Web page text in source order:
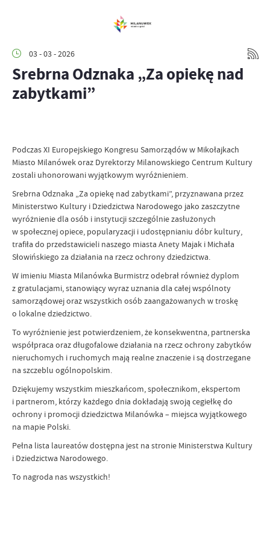
03 - 03 - 2026
Srebrna Odznaka „Za opiekę nad
zabytkami”
Podczas XI Europejskiego Kongresu Samorządów w Mikołajkach
Miasto Milanówek oraz Dyrektorzy Milanowskiego Centrum Kultury
zostali uhonorowani wyjątkowym wyróżnieniem.
Srebrna Odznaka „Za opiekę nad zabytkami”, przyznawana przez
Ministerstwo Kultury i Dziedzictwa Narodowego jako zaszczytne
wyróżnienie dla osób i instytucji szczególnie zasłużonych
w społecznej opiece, popularyzacji i udostępnianiu dóbr kultury,
trafiła do przedstawicieli naszego miasta Anety Majak i Michała
Słowińskiego za działania na rzecz ochrony dziedzictwa.
W imieniu Miasta Milanówka Burmistrz odebrał również dyplom
z gratulacjami, stanowiący wyraz uznania dla całej wspólnoty
samorządowej oraz wszystkich osób zaangażowanych w troskę
o lokalne dziedzictwo.
To wyróżnienie jest potwierdzeniem, że konsekwentna, partnerska
współpraca oraz długofalowe działania na rzecz ochrony zabytków
nieruchomych i ruchomych mają realne znaczenie i są dostrzegane
na szczeblu ogólnopolskim.
Dziękujemy wszystkim mieszkańcom, społecznikom, ekspertom
i partnerom, którzy każdego dnia dokładają swoją cegiełkę do
ochrony i promocji dziedzictwa Milanówka – miejsca wyjątkowego
na mapie Polski.
Pełna lista laureatów dostępna jest na stronie Ministerstwa Kultury
i Dziedzictwa Narodowego.
To nagroda nas wszystkich!